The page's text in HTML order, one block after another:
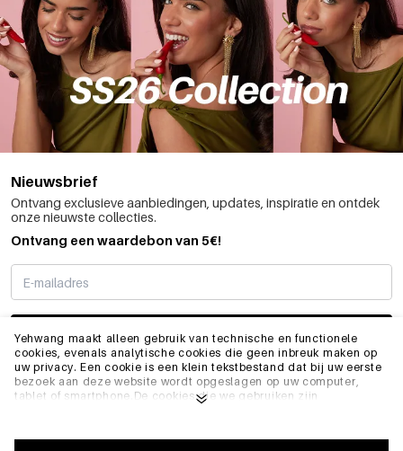
Yehwang maakt alleen gebruik van technische en functionele
cookies, evenals analytische cookies die geen inbreuk maken op
uw privacy. Een cookie is een klein tekstbestand dat bij uw eerste
bezoek aan deze website wordt opgeslagen op uw computer,
tablet of smartphone.De cookies die we gebruiken zijn
functioneert en bijvoorbeeld uw voorkeursinstellingen onthoudt.
Nieuwsbrief
Ontvang exclusieve aanbiedingen, updates, inspiratie en ontdek
onze nieuwste collecties.
Ontvang een waardebon van 5€!
SCHRIJF ME IN
INFO